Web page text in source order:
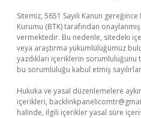
Sitemiz, 5651 Sayılı Kanun
Kurumu (BTK) tarafından
vermektedir. Bu nedenle, sitedeki
veya araştırma yükümlülüğümüz
yazdıkları içeriklerin
bu sorumluluğu kabul etmiş
Hukuka ve yasal düzenlemelere
içerikleri,
halinde, ilgili içerikler yasal süre